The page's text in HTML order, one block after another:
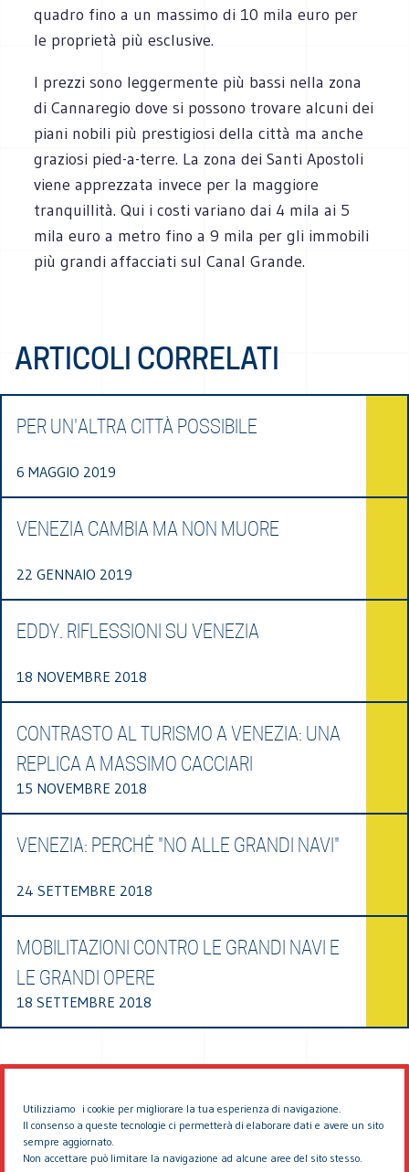
Utilizziamo i cookie per migliorare la tua esperienza di navigazione.
Il consenso a queste tecnologie ci permetterà di elaborare dati e avere un sito
sempre aggiornato.
Non accettare può limitare la navigazione ad alcune aree del sito stesso.
quadro fino a un massimo di 10 mila euro per
le proprietà più esclusive.
I prezzi sono leggermente più bassi nella zona
di Cannaregio dove si possono trovare alcuni dei
piani nobili più prestigiosi della città ma anche
graziosi pied-a-terre. La zona dei Santi Apostoli
viene apprezzata invece per la maggiore
tranquillità. Qui i costi variano dai 4 mila ai 5
mila euro a metro fino a 9 mila per gli immobili
più grandi affacciati sul Canal Grande.
ARTICOLI CORRELATI
PER UN'ALTRA CITTÀ POSSIBILE
6 MAGGIO 2019
VENEZIA CAMBIA MA NON MUORE
22 GENNAIO 2019
EDDY. RIFLESSIONI SU VENEZIA
18 NOVEMBRE 2018
CONTRASTO AL TURISMO A VENEZIA: UNA
REPLICA A MASSIMO CACCIARI
15 NOVEMBRE 2018
VENEZIA: PERCHÈ "NO ALLE GRANDI NAVI"
24 SETTEMBRE 2018
MOBILITAZIONI CONTRO LE GRANDI NAVI E
LE GRANDI OPERE
18 SETTEMBRE 2018